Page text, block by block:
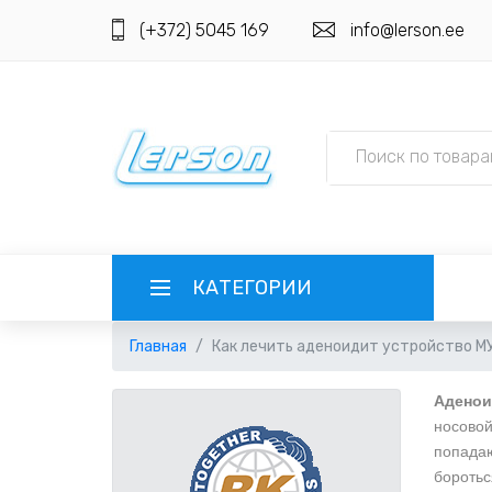
(+372) 5045 169 info@lerson.ee
КАТЕГОРИИ
EUR ЕВРО
РЕГИСТРАЦИЯ
Главная Как лечить аденоидит устройство